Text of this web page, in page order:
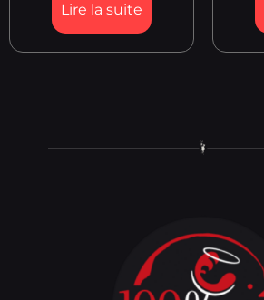
Lire la suite